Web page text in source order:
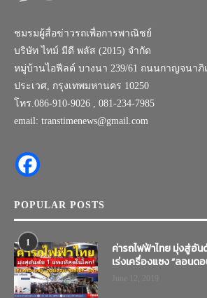
ชมรมผู้สื่อข่าวรถเพื่อการพาณิชย์
บริษัท ไทม์ มีดี พลัส (2015) จำกัด
หมู่บ้านไอฟีลด์ บางนา 239/61 ถนนกาญจนาภิ
ประเวศ, กรุงเทพมหานคร 10250
โทร.086-910-9026 , 081-234-7985
email: transtimenews@gmail.com
POPULAR POSTS
1
ค่ารถไฟฟ้าไทย มุ่งสู่อัน
เร่งเครื่องแซง “ลอนด